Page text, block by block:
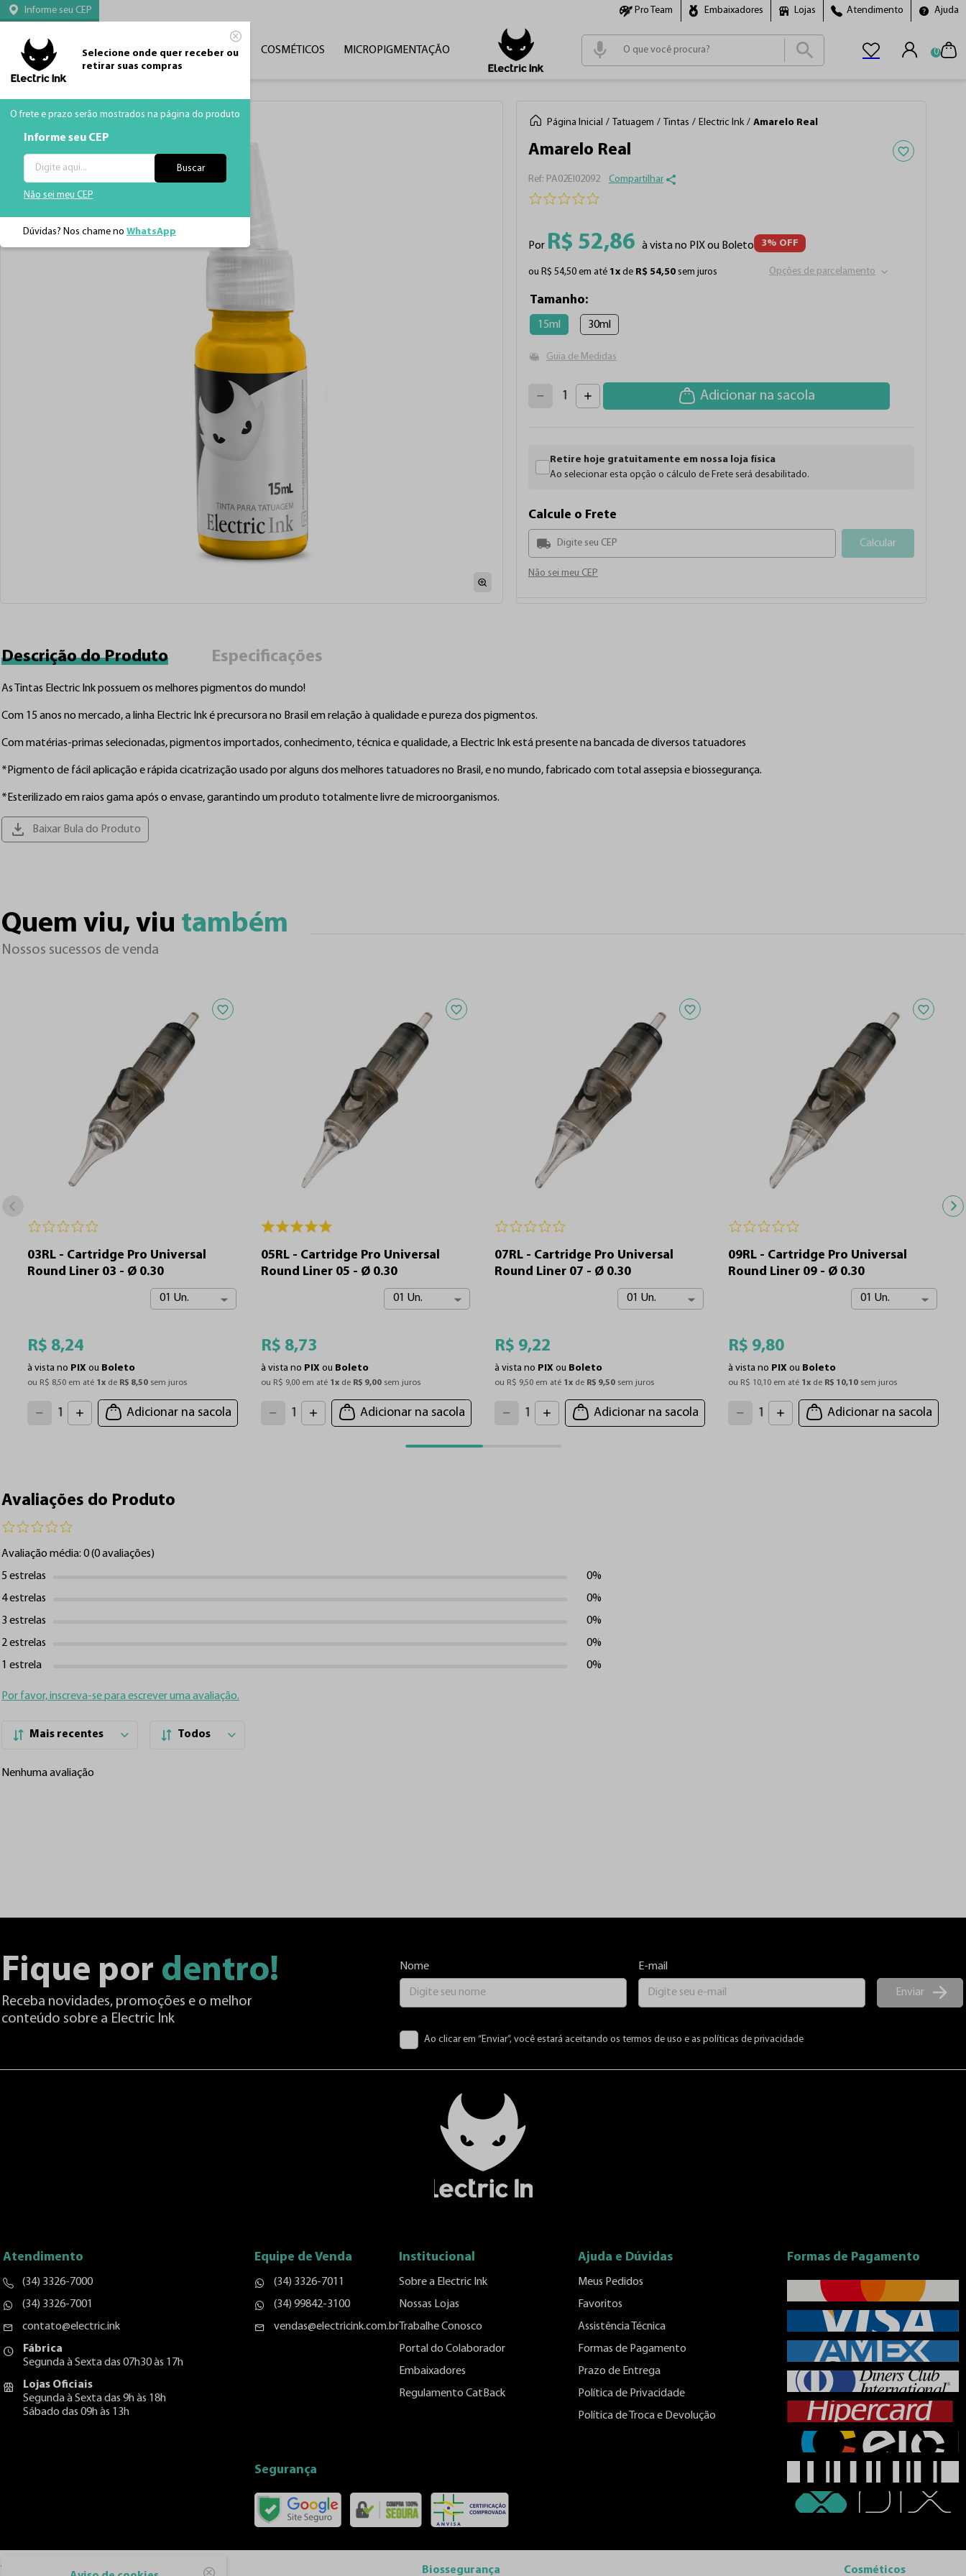
Informe seu CEP
Selecione onde quer receber ou
retirar suas compras
O frete e prazo serão mostrados na página do produto
Informe seu CEP
Buscar
Não sei meu CEP
Dúvidas? Nos chame no WhatsApp
Pro Team Embaixadores Lojas Atendimento Ajuda
CATEGORIAS TATUAGEM MÁQUINAS COSMÉTICOS MICROPIGMENTAÇÃO
2 º cartucho
3º pen
0
Página Inicial Tatuagem Tintas Electric Ink Amarelo Real
Amarelo Real Adicionar aos
: PA02EI02092 Compartilhar
Por R$ 52,86 à vista no PIX ou Boleto 3% OFF
ou R$ 54,50 em até 1x de R$ 54,50 sem juros Opções de parcelamento
Tamanho
15ml 30ml
Guia de Medidas
1 Adicionar na sacola
Retire hoje gratuitamente em nossa loja física
Ao selecionar esta opção o cálculo de Frete será desabilitado.
Calcule o Frete
Calcular
Não sei meu CEP
Em dúvida ou precisa de ajuda?
Fale Conosco
Descrição do Produto Especificações
As Tintas Electric Ink possuem os melhores pigmentos do mundo!
Com 15 anos no mercado, a linha Electric Ink é precursora no Brasil em relação à qualidade e pureza dos pigmentos.
Com matérias-primas selecionadas, pigmentos importados, conhecimento, técnica e qualidade, a Electric Ink está presente na bancada de diversos tatuadores
*Pigmento de fácil aplicação e rápida cicatrização usado por alguns dos melhores tatuadores no Brasil, e no mundo, fabricado com total assepsia e biossegurança.
*Esterilizado em raios gama após o envase, garantindo um produto totalmente livre de microorganismos.
Baixar Bula do Produto
Quem viu, viu também
Nossos sucessos de venda
Adicionar aos favoritos
03RL - Cartridge Pro Universal
Round Liner 03 - Ø 0.30
01 Un.
R$ 8,24
à vista no PIX ou Boleto
ou R$ 8,50 em até 1 x de R$ 8,50 sem juros
1 Adicionar na sacola
Adicionar aos favoritos
05RL - Cartridge Pro Universal
Round Liner 05 - Ø 0.30
01 Un.
R$ 8,73
à vista no PIX ou Boleto
ou R$ 9,00 em até 1 x de R$ 9,00 sem juros
1 Adicionar na sacola
Adicionar aos favoritos
07RL - Cartridge Pro Universal
Round Liner 07 - Ø 0.30
01 Un.
R$ 9,22
à vista no PIX ou Boleto
ou R$ 9,50 em até 1 x de R$ 9,50 sem juros
1 Adicionar na sacola
Adicionar
09RL - Cartridge Pro Universal
Round Liner 09 - Ø 0.30
01 Un.
R$ 9,80
à vista no PIX ou Boleto
ou R$ 10,10 em até 1 x de R$ 10,10 sem juros
1 Adicionar na sacola
Avaliações do Produto
Avaliação média: 0(0 avaliações)
5 estrelas
0%
4 estrelas
0%
3 estrelas
0%
2 estrelas
0%
1 estrela
0%
Por favor, inscreva-se para escrever uma avaliação.
Mais recentes Todos
Nenhuma avaliação
Fique por dentro!
Receba novidades, promoções e o melhor
conteúdo sobre a Electric Ink
Nome E-mail
Enviar
Ao clicar em “Enviar”, você estará aceitando os termos de uso e as políticas de privacidade
Atendimento
(34) 3326-7000
(34) 3326-7001
contato@electric.ink
Fábrica
Segunda à Sexta das 07h30 às 17h
Lojas Oficiais
Segunda à Sexta das 9h às 18h
Sábado das 09h às 13h
Equipe de Venda
(34) 3326-7011
(34) 99842-3100
vendas@electricink.com.br
Institucional
Sobre a Electric Ink
Nossas Lojas
Trabalhe Conosco
Portal do Colaborador
Embaixadores
Regulamento CatBack
Segurança
Ajuda e Dúvidas
Meus Pedidos
Favoritos
Assistência Técnica
Formas de Pagamento
Prazo de Entrega
Política de Privacidade
Política de Troca e Devolução
Formas de Pagamento
Tatuagem Biossegurança Cosméticos